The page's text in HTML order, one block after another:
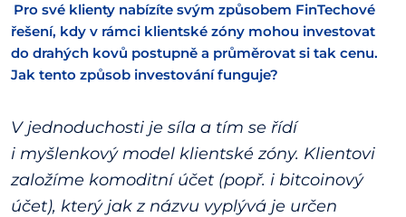
Pro své klienty nabízíte svým způsobem FinTechové
řešení, kdy v rámci klientské zóny mohou investovat
do drahých kovů postupně a průměrovat si tak cenu.
Jak tento způsob investování funguje?
V jednoduchosti je síla a tím se řídí
i myšlenkový model klientské zóny. Klientovi
založíme komoditní účet (popř. i bitcoinový
účet), který jak z názvu vyplývá je určen